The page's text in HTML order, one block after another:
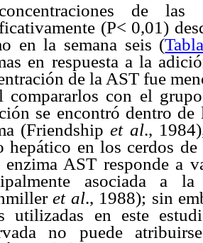
de
(P< 0,01)
en la semana seis (
en respuesta a la
de la AST fue
compararlos con el
se encontró dentro de
(Friendshipet al.,
hepático en los cerdos
enzima AST responde a
asociada a
et al., 1988); sin
utilizadas en este
no puede